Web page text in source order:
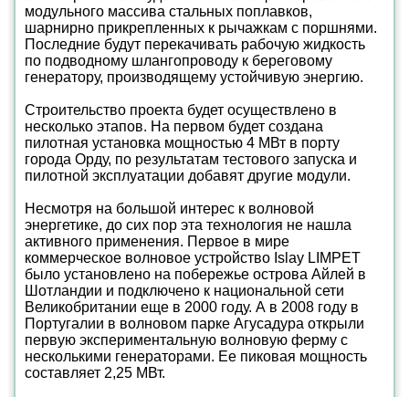
модульного массива стальных поплавков,
шарнирно прикрепленных к рычажкам с поршнями.
Последние будут перекачивать рабочую жидкость
по подводному шлангопроводу к береговому
генератору, производящему устойчивую энергию.
Строительство проекта будет осуществлено в
несколько этапов. На первом будет создана
пилотная установка мощностью 4 МВт в порту
города Орду, по результатам тестового запуска и
пилотной эксплуатации добавят другие модули.
Несмотря на большой интерес к волновой
энергетике, до сих пор эта технология не нашла
активного применения. Первое в мире
коммерческое волновое устройство Islay LIMPET
было установлено на побережье острова Айлей в
Шотландии и подключено к национальной сети
Великобритании еще в 2000 году. А в 2008 году в
Португалии в волновом парке Агусадура открыли
первую экспериментальную волновую ферму с
несколькими генераторами. Ее пиковая мощность
составляет 2,25 МВт.